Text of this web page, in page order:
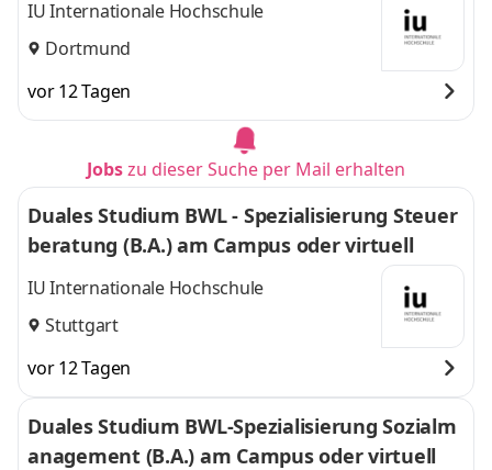
IU Internationale Hochschule
Dortmund
vor 12 Tagen
Jobszu dieser Suche per Mail erhalten
Duales Studium BWL - Spezialisierung Steuer
beratung (B.A.) am Campus oder virtuell
IU Internationale Hochschule
Stuttgart
vor 12 Tagen
Duales Studium BWL-Spezialisierung Sozialm
anagement (B.A.) am Campus oder virtuell